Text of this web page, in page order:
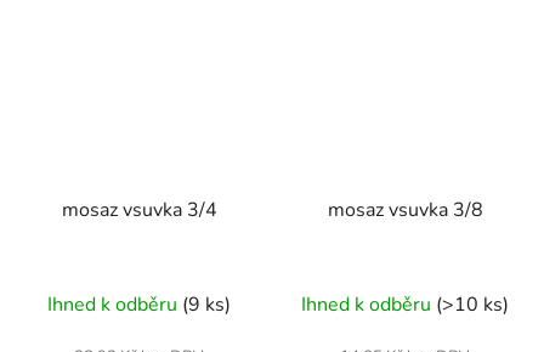
mosaz vsuvka 3/4
Ihned k odběru (9 ks)
mosaz vsuvka 3/8
Ihned k odběru (>10 ks)